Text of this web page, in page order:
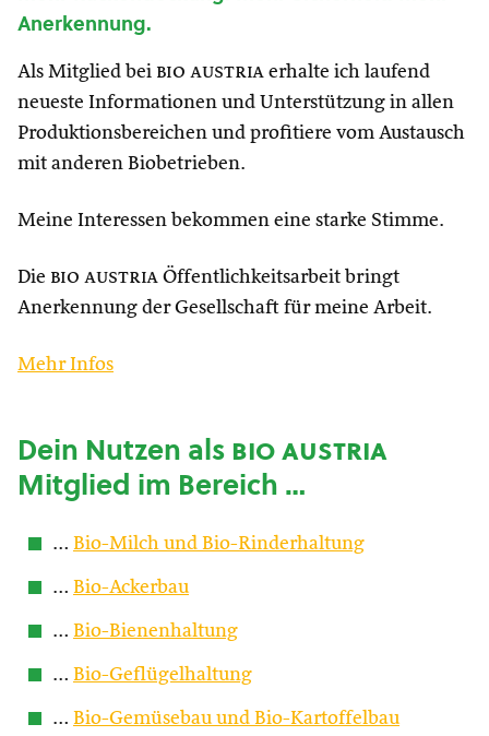
Anerkennung.
Als Mitglied bei bio austria erhalte ich laufend
neueste Informationen und Unterstützung in allen
Produktionsbereichen und profitiere vom Austausch
mit anderen Biobetrieben.
Meine Interessen bekommen eine starke Stimme.
Die bio austria Öffentlichkeitsarbeit bringt
Anerkennung der Gesellschaft für meine Arbeit.
Mehr Infos
Dein Nutzen alsbio austria
Mitglied im Bereich …
… Bio-Milch und Bio-Rinderhaltung
… Bio-Ackerbau
… Bio-Bienenhaltung
… Bio-Geflügelhaltung
… Bio-Gemüsebau und Bio-Kartoffelbau